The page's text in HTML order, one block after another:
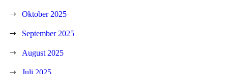
Oktober 2025
September 2025
August 2025